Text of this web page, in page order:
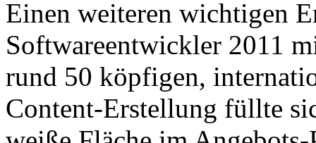
Einen weiteren wichtigen
Softwareentwickler 2011
rund 50 köpfigen,
Content-Erstellung füllte